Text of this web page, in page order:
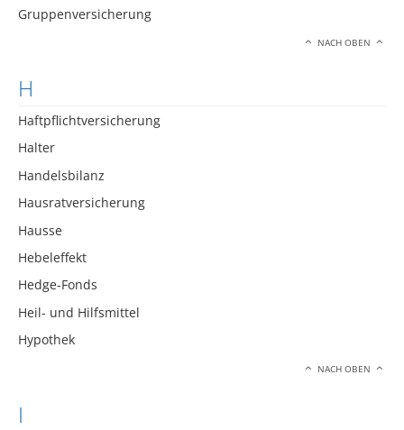
Gruppenversicherung
NACH OBEN
H
Haftpflichtversicherung
Halter
Handelsbilanz
Hausratversicherung
Hausse
Hebeleffekt
Hedge-Fonds
Heil- und Hilfsmittel
Hypothek
NACH OBEN
I